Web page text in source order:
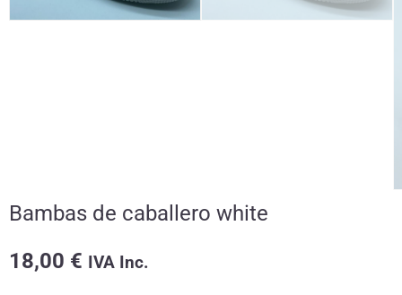
Bambas de caballero white
18,00 € IVA Inc.